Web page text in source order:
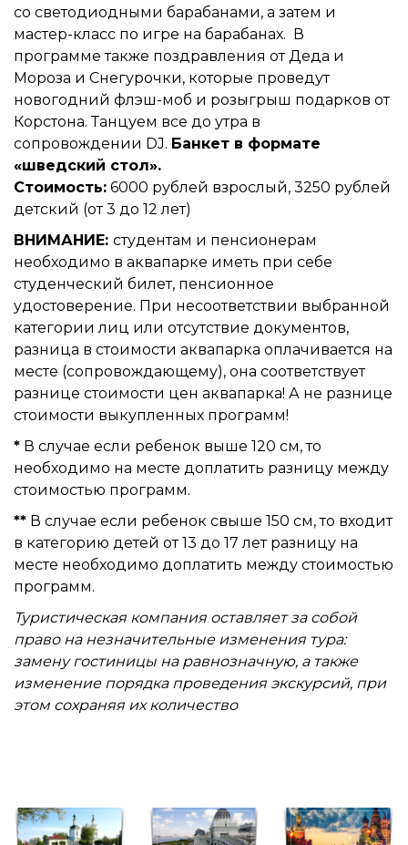
со светодиодными барабанами, а затем и
мастер-класс по игре на барабанах. В
программе также поздравления от Деда и
Мороза и Снегурочки, которые проведут
новогодний флэш-моб и розыгрыш подарков от
Корстона. Танцуем все до утра в
сопровождении DJ. Банкет в формате
«шведский стол».
Стоимость: 6000 рублей взрослый, 3250 рублей
детский (от 3 до 12 лет)
ВНИМАНИЕ: студентам и пенсионерам
необходимо в аквапарке иметь при себе
студенческий билет, пенсионное
удостоверение. При несоответствии выбранной
категории лиц или отсутствие документов,
разница в стоимости аквапарка оплачивается на
месте (сопровождающему), она соответствует
разнице стоимости цен аквапарка! А не разнице
стоимости выкупленных программ!
* В случае если ребенок выше 120 см, то
необходимо на месте доплатить разницу между
стоимостью программ.
** В случае если ребенок свыше 150 см, то входит
в категорию детей от 13 до 17 лет разницу на
месте необходимо доплатить между стоимостью
программ.
Туристическая компания оставляет за собой
право на незначительные изменения тура:
замену гостиницы на равнозначную, а также
изменение порядка проведения экскурсий, при
этом сохраняя их количество